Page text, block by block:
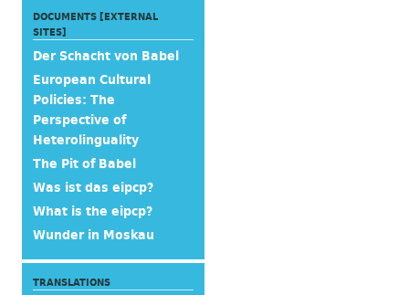
DOCUMENTS [EXTERNAL
SITES]
Der Schacht von Babel
European Cultural
Policies: The
Perspective of
Heterolinguality
The Pit of Babel
Was ist das eipcp?
What is the eipcp?
Wunder in Moskau
TRANSLATIONS